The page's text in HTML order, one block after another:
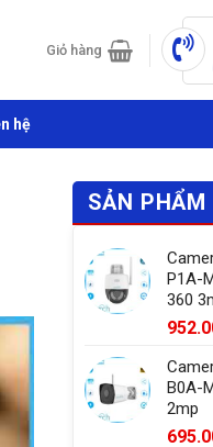
Giỏ hàng
hệ
SẢN PHẨM
P1A-
360
B0A-
2mp